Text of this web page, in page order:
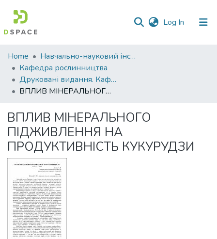
Log In (current)
Communities
&
Collections
All of DSpace
Statistics
Home
Навчально-науковий інститут агротехнологій, селекції та екології
Кафедра рослинництва
Друковані видання. Кафедра рослинництва
ВПЛИВ МІНЕРАЛЬНОГО ПІДЖИВЛЕННЯ НА ПРОДУКТИВНІСТЬ КУКУРУДЗИ
ВПЛИВ МІНЕРАЛЬНОГО
ПІДЖИВЛЕННЯ НА
ПРОДУКТИВНІСТЬ КУКУРУДЗИ